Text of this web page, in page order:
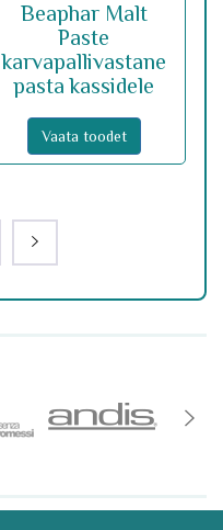
Beaphar Malt
Paste
karvapallivastane
pasta kassidele
Vaata toodet